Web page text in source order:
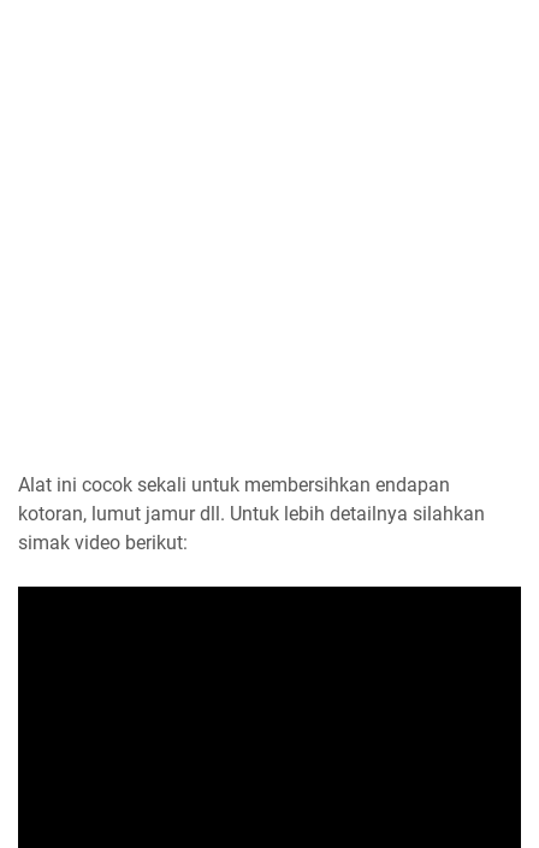
Alat ini cocok sekali untuk membersihkan endapan
kotoran, lumut jamur dll. Untuk lebih detailnya silahkan
simak video berikut: